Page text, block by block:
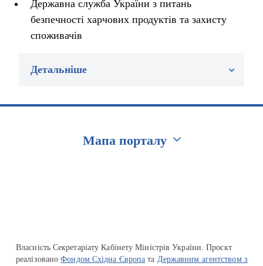
Державна служба України з питань
безпечності харчових продуктів та захисту
споживачів
Детальніше
Мапа порталу
Власність Секретаріату Кабінету Міністрів України. Проєкт
реалізованоФондом Східна Європа та Державним агентством з